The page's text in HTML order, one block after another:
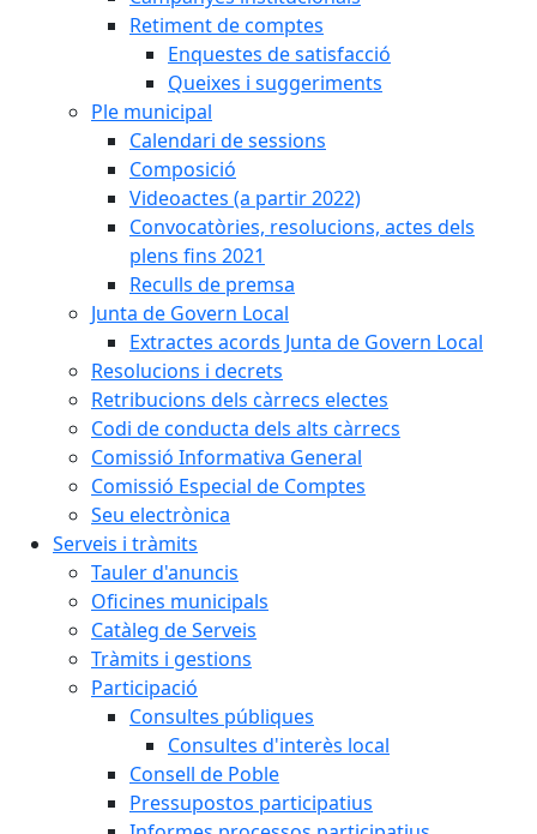
Retiment de comptes
Enquestes de satisfacció
Queixes i suggeriments
Ple municipal
Calendari de sessions
Composició
Videoactes (a partir 2022)
Convocatòries, resolucions, actes dels
plens fins 2021
Reculls de premsa
Junta de Govern Local
Extractes acords Junta de Govern Local
Resolucions i decrets
Retribucions dels càrrecs electes
Codi de conducta dels alts càrrecs
Comissió Informativa General
Comissió Especial de Comptes
Seu electrònica
Serveis i tràmits
Tauler d'anuncis
Oficines municipals
Catàleg de Serveis
Tràmits i gestions
Participació
Consultes públiques
Consultes d'interès local
Consell de Poble
Pressupostos participatius